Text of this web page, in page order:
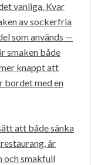
vanliga. Kvar
av sockerfria
som används —
smaken både
knappt att
bordet med en
att både sänka
är
och smakfull